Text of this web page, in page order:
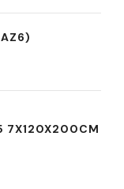
7X120X200CM